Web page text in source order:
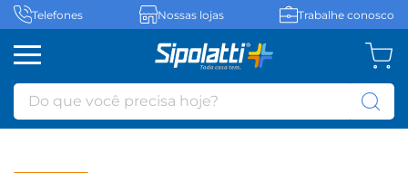
Telefones Nossas lojas Trabalhe conosco
Do que você precisa hoje?